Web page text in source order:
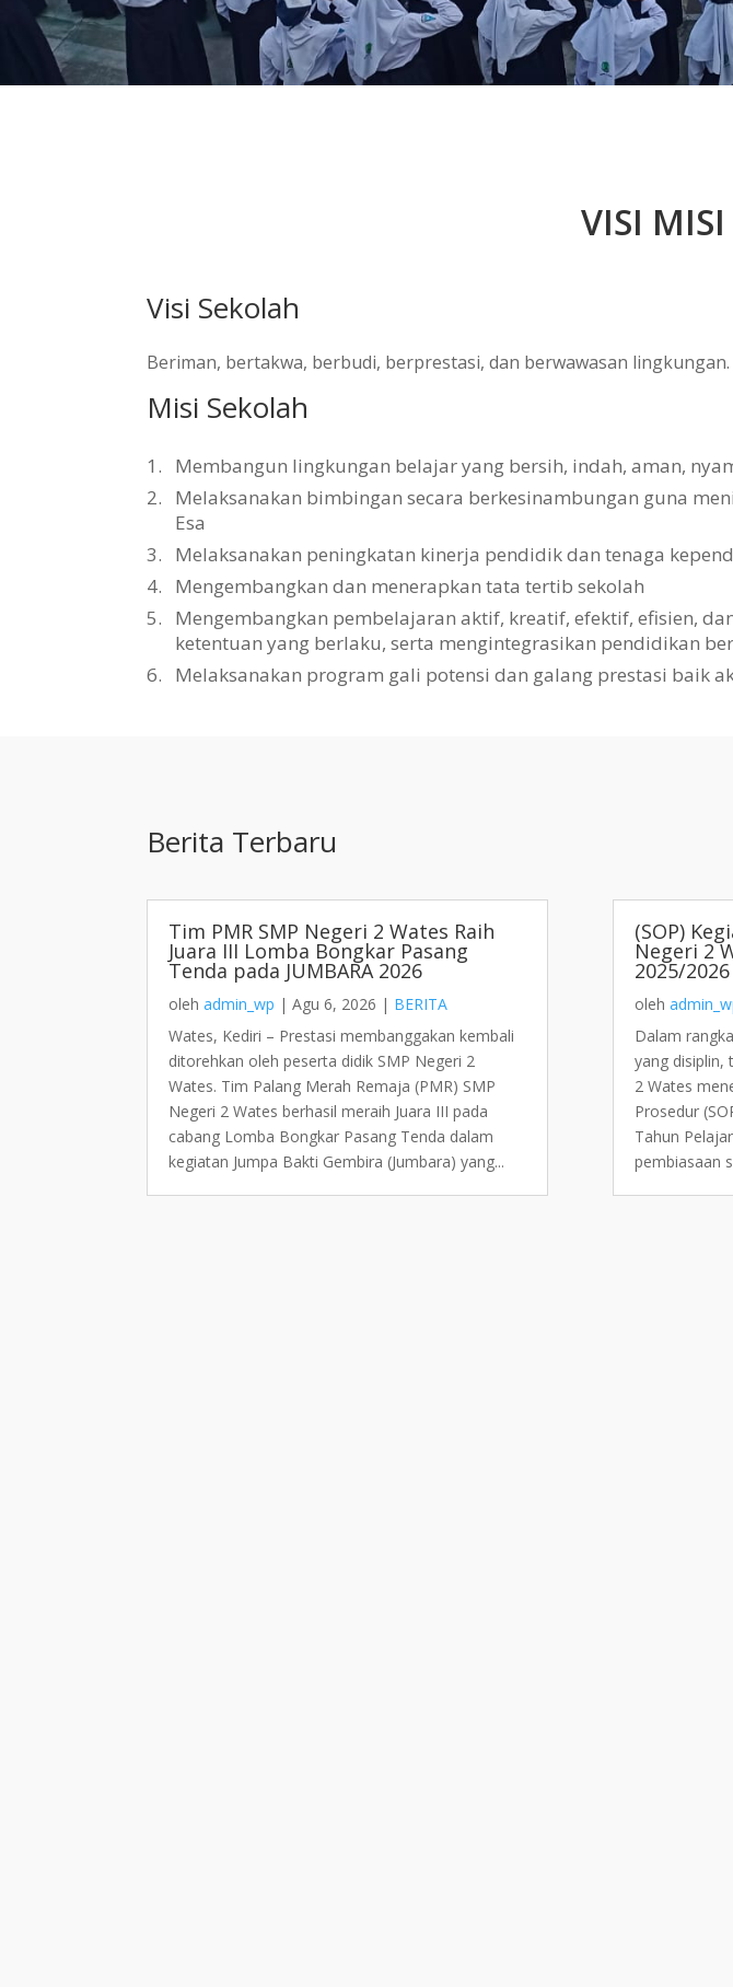
VISI MISI
Visi Sekolah
Beriman, bertakwa, berbudi, berprestasi, dan berwawasan lingkungan.
Misi Sekolah
1.
Membangun lingkungan belajar yang bersih, indah, aman,
2.
Melaksanakan bimbingan secara berkesinambungan guna
Esa
3.
Melaksanakan peningkatan kinerja pendidik dan tenaga
4.
Mengembangkan dan menerapkan tata tertib sekolah
5.
Mengembangkan pembelajaran aktif, kreatif, efektif, efisien,
ketentuan yang berlaku, serta mengintegrasikan pendidikan
6.
Melaksanakan program gali potensi dan galang prestasi baik
Berita Terbaru
Tim PMR SMP Negeri 2 Wates Raih
Juara III Lomba Bongkar Pasang
Tenda pada JUMBARA 2026
olehadmin_wp |Agu 6, 2026 | BERITA
Wates, Kediri – Prestasi membanggakan kembali
ditorehkan oleh peserta didik SMP Negeri 2
Wates. Tim Palang Merah Remaja (PMR) SMP
Negeri 2 Wates berhasil meraih Juara III pada
cabang Lomba Bongkar Pasang Tenda dalam
kegiatan Jumpa Bakti Gembira (Jumbara) yang...
(SOP)
Negeri 2
2025/2026
oleh
Dalam
yang disiplin,
2 Wates
Prosedur
Tahun
pembiasaan